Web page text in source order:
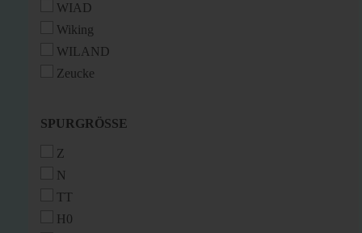
WIAD
Wiking
WILAND
Zeucke
SPURGRÖSSE
SPURGRÖSSE
Z
N
TT
H0